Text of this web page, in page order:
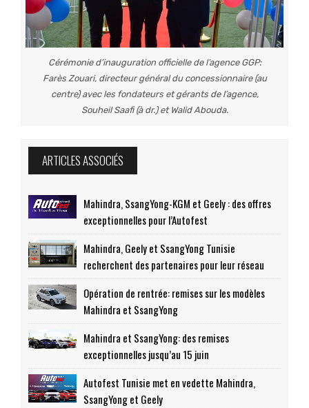
Cérémonie d’inauguration officielle de l’agence GGP:
Farès Zouari, directeur général du concessionnaire (au
centre) avec les fondateurs et gérants de l’agence,
Souheil Saafi (à dr.) et Walid Abouda.
ARTICLES ASSOCIÉS
Mahindra, SsangYong-KGM et Geely : des offres
exceptionnelles pour l’Autofest
Mahindra, Geely et SsangYong Tunisie
recherchent des partenaires pour leur réseau
Opération de rentrée: remises sur les modèles
Mahindra et SsangYong
Mahindra et SsangYong: des remises
exceptionnelles jusqu’au 15 juin
Autofest Tunisie met en vedette Mahindra,
SsangYong et Geely